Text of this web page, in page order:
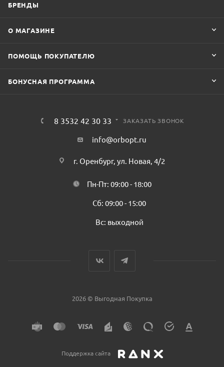
БРЕНДЫ
О МАГАЗИНЕ
ПОМОЩЬ ПОКУПАТЕЛЮ
БОНУСНАЯ ПРОГРАММА
8 3532 42 30 33 ЗАКАЗАТЬ ЗВОНОК
info@orbopt.ru
г. Оренбург, ул. Новая, 4/2
Пн-Пт: 09:00 - 18:00
Сб: 09:00 - 15:00
Вс: выходной
2026 © Выгодная Покупка
Поддержка сайта